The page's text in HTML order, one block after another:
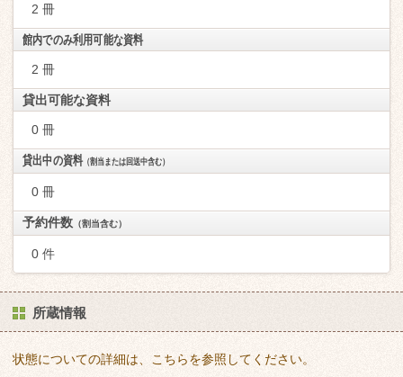
2 冊
館内でのみ利用可能な資料
2 冊
貸出可能な資料
0 冊
貸出中の資料（割当または回送中含む）
0 冊
予約件数 （割当含む）
0 件
所蔵情報
状態についての詳細は、こちらを参照してください。